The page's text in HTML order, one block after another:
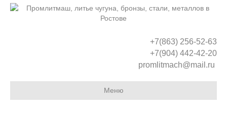
+7(863) 256-52-63
+7(904) 442-42-20
promlitmach@mail.ru
Меню